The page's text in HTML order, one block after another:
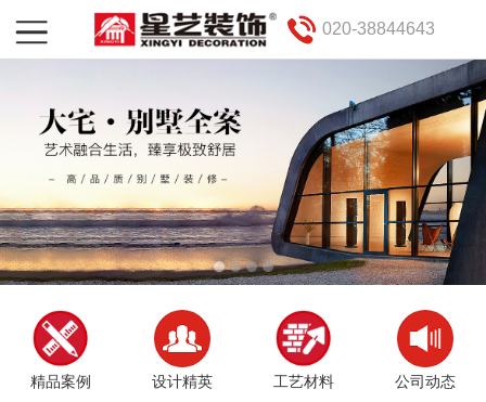
020-38844643
精品案例 设计精英 工艺材料 公司动态